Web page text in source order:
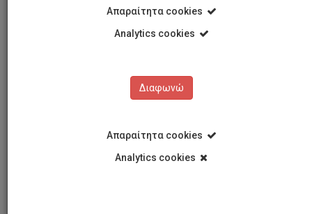
Απαραίτητα cookies
Analytics cookies
Διαφωνώ
Απαραίτητα cookies
Analytics cookies